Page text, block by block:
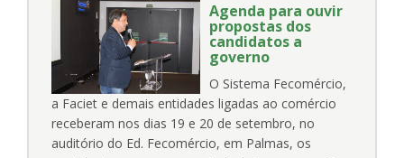
Agenda para ouvir
propostas dos
candidatos a
governo
O Sistema Fecomércio,
a Faciet e demais entidades ligadas ao comércio
receberam nos dias 19 e 20 de setembro, no
auditório do Ed. Fecomércio, em Palmas, os